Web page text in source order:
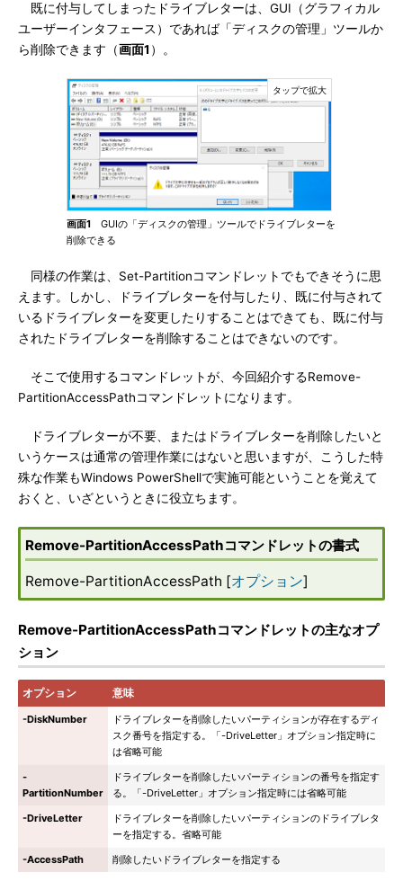
既に付与してしまったドライブレターは、GUI（グラフィカル
ユーザーインタフェース）であれば「ディスクの管理」ツールか
ら削除できます（画面1 ）。
画面1 GUIの「ディスクの管理」ツールでドライブレターを
削除できる
同様の作業は、Set-Partitionコマンドレットでもできそうに思
えます。しかし、ドライブレターを付与したり、既に付与されて
いるドライブレターを変更したりすることはできても、既に付与
されたドライブレターを削除することはできないのです。
そこで使用するコマンドレットが、今回紹介するRemove-
PartitionAccessPathコマンドレットになります。
ドライブレターが不要、またはドライブレターを削除したいと
いうケースは通常の管理作業にはないと思いますが、こうした特
殊な作業もWindows PowerShellで実施可能ということを覚えて
おくと、いざというときに役立ちます。
Remove-PartitionAccessPathコマンドレットの書式
Remove-PartitionAccessPath [オプション]
Remove-PartitionAccessPathコマンドレットの主なオプ
ション
オプション 意味
-DiskNumber
ドライブレターを削除したいパーティションが存在するディ
スク番号を指定する。「-DriveLetter」オプション指定時に
は省略可能
-
PartitionNumber
ドライブレターを削除したいパーティションの番号を指定す
る。「-DriveLetter」オプション指定時には省略可能
-DriveLetter
ドライブレターを削除したいパーティションのドライブレタ
ーを指定する。省略可能
-AccessPath
削除したいドライブレターを指定する